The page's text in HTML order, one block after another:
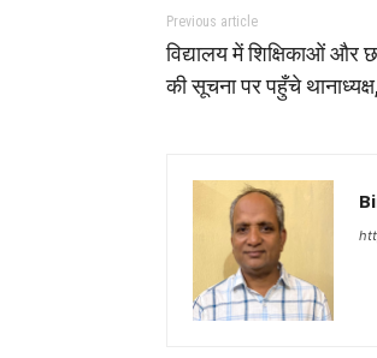
Previous article
विद्यालय में शिक्षिकाओं और
की सूचना पर पहुँचे